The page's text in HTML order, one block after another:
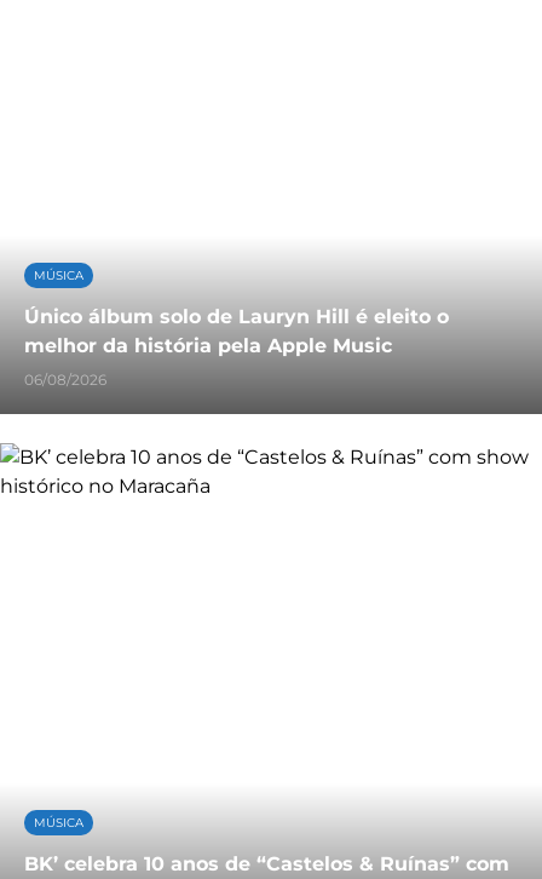
MÚSICA
Único álbum solo de Lauryn Hill é eleito o
melhor da história pela Apple Music
06/08/2026
MÚSICA
BK’ celebra 10 anos de “Castelos & Ruínas” com